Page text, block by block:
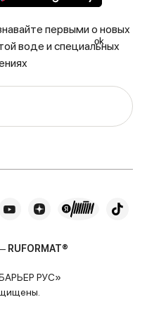
первыми о новых
воде и специальных
ok
RUFORMAT®
РУС»